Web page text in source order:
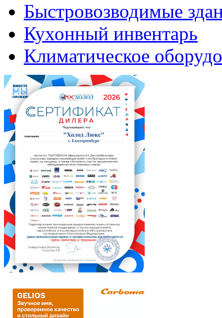
Быстровозводимые
Кухонный инвентарь
Климатическое